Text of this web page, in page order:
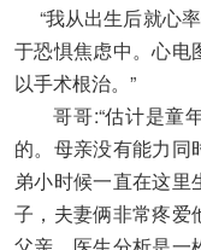
“我从出生后就心
于恐惧焦虑中。心电
以手术根治。”
哥哥:“估计是童年
的。母亲没有能力同
弟小时候一直在这里
子，夫妻俩非常疼爱